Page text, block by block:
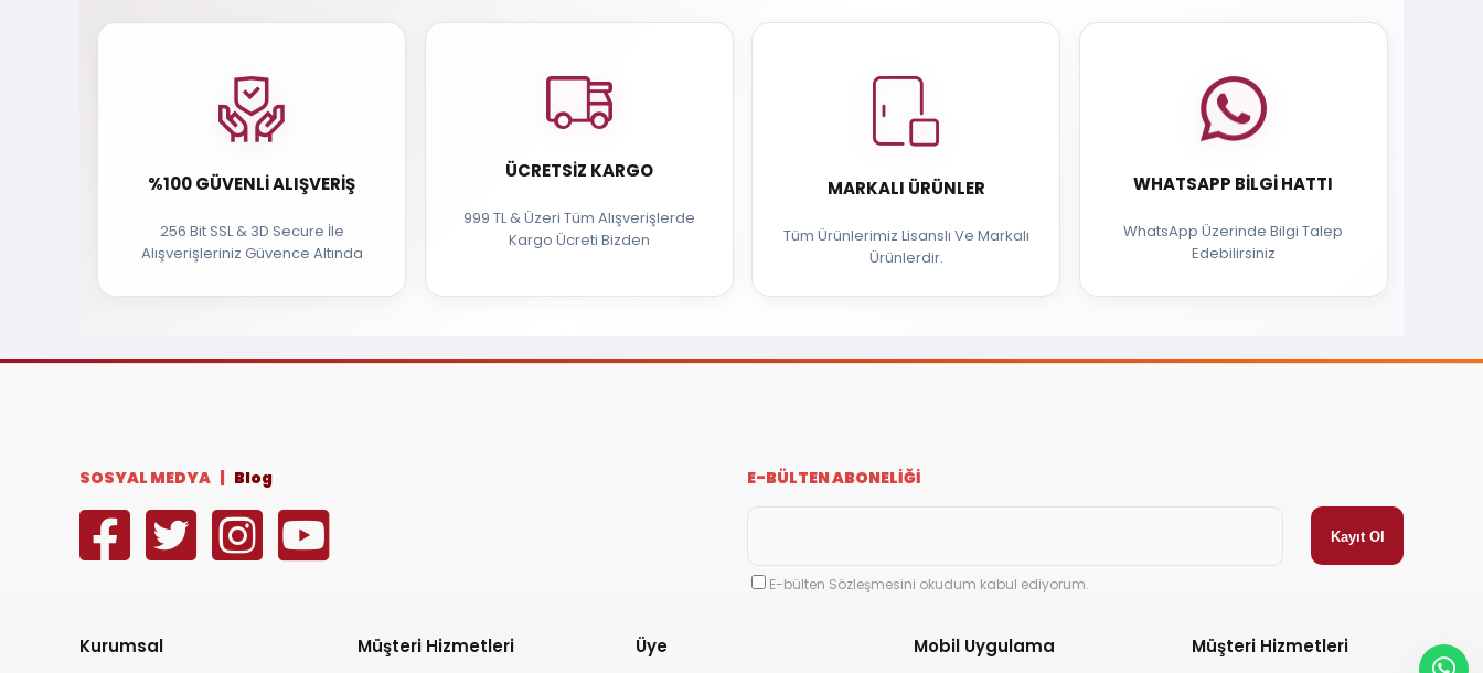
%100 GÜVENLI ALIŞVERIŞ
256 Bit SSL & 3D Secure İle
Alışverişleriniz Güvence Altında
ÜCRETSIZ KARGO
999 TL & Üzeri Tüm Alışverişlerde
Kargo Ücreti Bizden
MARKALI ÜRÜNLER
Tüm Ürünlerimiz Lisanslı Ve Markalı
Ürünlerdir.
WHATSAPP BILGI HATTI
WhatsApp Üzerinde Bilgi Talep
Edebilirsiniz
SOSYAL MEDYA | Blog E-BÜLTEN ABONELİĞİ
E-bülten Sözleşmesini okudum kabul ediyorum.
Kurumsal Müşteri Hizmetleri Üye Mobil Uygulama Müşteri Hizmetleri